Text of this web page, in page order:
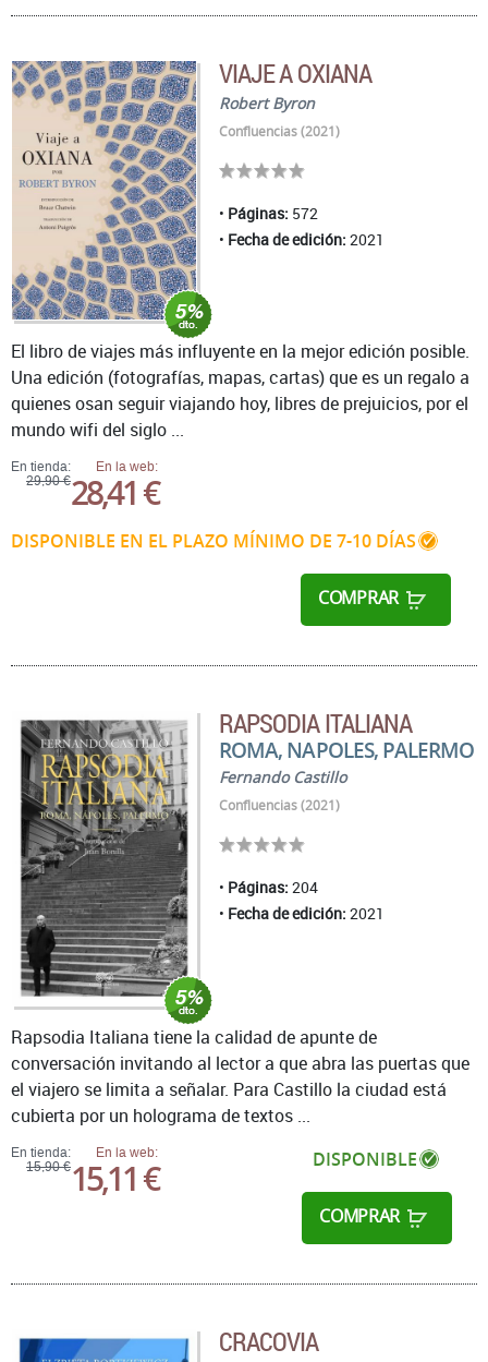
VIAJE A OXIANA
Robert Byron
Confluencias (2021)
Páginas: 572
Fecha de edición: 2021
En tienda:
29,90 €
En la web:
28,41 €
DISPONIBLE EN EL PLAZO MÍNIMO DE 7-10 DÍAS
COMPRAR
El libro de viajes más influyente en la mejor edición posible.
Una edición (fotografías, mapas, cartas) que es un regalo a
quienes osan seguir viajando hoy, libres de prejuicios, por el
mundo wifi del siglo ...
RAPSODIA ITALIANA
ROMA, NAPOLES, PALERMO
Fernando Castillo
Confluencias (2021)
Páginas: 204
Fecha de edición: 2021
En tienda:
15,90 €
En la web:
15,11 € DISPONIBLE
COMPRAR
Rapsodia Italiana tiene la calidad de apunte de
conversación invitando al lector a que abra las puertas que
el viajero se limita a señalar. Para Castillo la ciudad está
cubierta por un holograma de textos ...
CRACOVIA